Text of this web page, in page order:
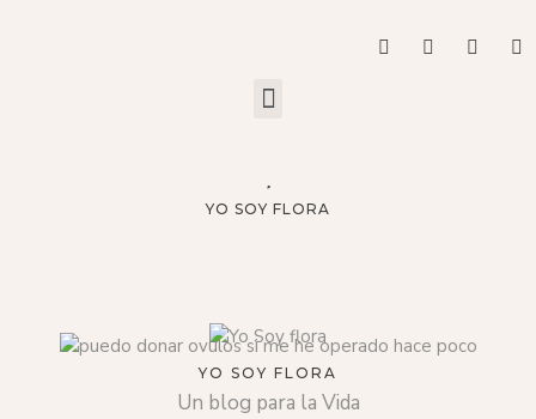
YO SOY FLORA
YO SOY FLORA
Un blog para la Vida